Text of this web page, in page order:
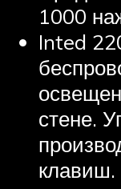
1000
Inted
стене.
клавиш.